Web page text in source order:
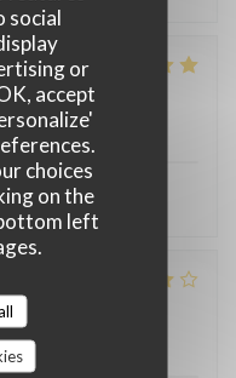
social
or
accept
choices
on the
left
/5 Value : 4/5
/5 Value